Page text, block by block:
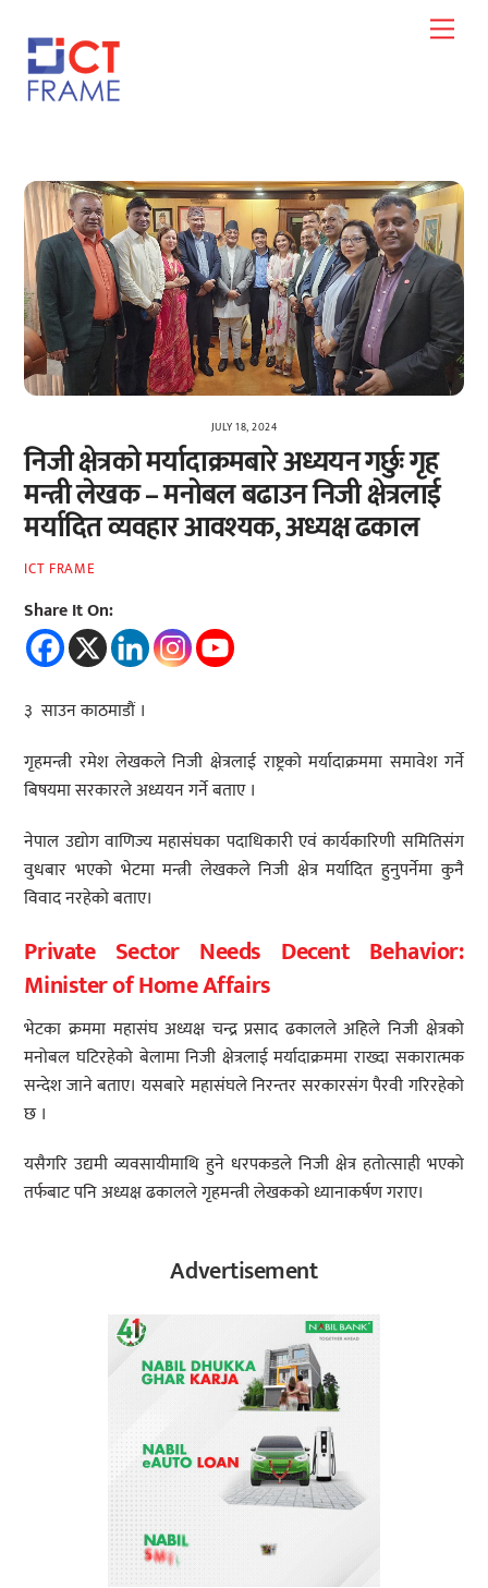
content
JULY 18, 2024
निजी क्षेत्रको मर्यादाक्रमबारे अध्ययन गर्छुः गृह
मन्त्री लेखक – मनोबल बढाउन निजी क्षेत्रलाई
मर्यादित व्यवहार आवश्यक, अध्यक्ष ढकाल
ICT FRAME
Share It On:
३ साउन काठमाडौं ।
गृहमन्त्री रमेश लेखकले निजी क्षेत्रलाई राष्ट्रको मर्यादाक्रममा समावेश गर्ने
बिषयमा सरकारले अध्ययन गर्ने बताए ।
नेपाल उद्योग वाणिज्य महासंघका पदाधिकारी एवं कार्यकारिणी समितिसंग
वुधबार भएको भेटमा मन्त्री लेखकले निजी क्षेत्र मर्यादित हुनुपर्नेमा कुनै
विवाद नरहेको बताए।
Private Sector Needs Decent Behavior:
Minister of Home Affairs
भेटका क्रममा महासंघ अध्यक्ष चन्द्र प्रसाद ढकालले अहिले निजी क्षेत्रको
मनोबल घटिरहेको बेलामा निजी क्षेत्रलाई मर्यादाक्रममा राख्दा सकारात्मक
सन्देश जाने बताए। यसबारे महासंघले निरन्तर सरकारसंग पैरवी गरिरहेको
छ ।
यसैगरि उद्यमी व्यवसायीमाथि हुने धरपकडले निजी क्षेत्र हतोत्साही भएको
तर्फबाट पनि अध्यक्ष ढकालले गृहमन्त्री लेखकको ध्यानाकर्षण गराए।
Advertisement